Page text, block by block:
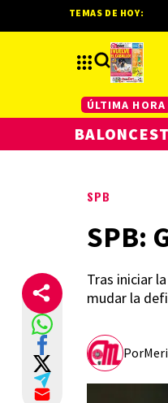
SPB
SPB:
Tras iniciar
mudar la
Por
TEMAS DE HOY:
ÚLTIMA HORA